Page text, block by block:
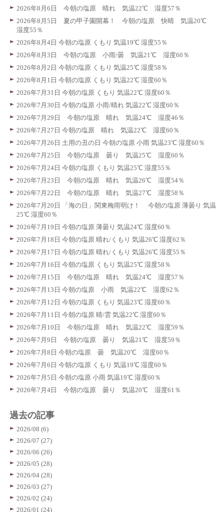
2026年8月6日 今朝の塩原 晴れ 気温22℃ 湿度57％
2026年8月5日 夏の甲子園開幕！ 今朝の塩原 快晴 気温20℃
湿度55％
2026年8月4日 今朝の塩原 くもり 気温19℃ 湿度55％
2026年8月3日 今朝の塩原 小雨/曇 気温21℃ 湿度60％
2026年8月2日 今朝の塩原 くもり 気温25℃ 湿度58％
2026年8月1日 今朝の塩原 くもり 気温22℃ 湿度60％
2026年7月31日 今朝の塩原 くもり 気温22℃ 湿度60％
2026年7月30日 今朝の塩原 小雨/晴れ 気温22℃ 湿度60％
2026年7月29日 今朝の塩原 晴れ 気温24℃ 湿度46％
2026年7月27日 今朝の塩原 晴れ 気温22℃ 湿度60％
2026年7月26日 土用の丑の日 今朝の塩原 小雨 気温23℃ 湿度60％
2026年7月25日 今朝の塩原 曇り 気温25℃ 湿度60％
2026年7月24日 今朝の塩原 くもり 気温25℃ 湿度55％
2026年7月23日 今朝の塩原 晴れ 気温26℃ 湿度54％
2026年7月22日 今朝の塩原 晴れ 気温27℃ 湿度58％
2026年7月20日 「海の日」関東梅雨明け！ 今朝の塩原 薄曇り 気温
25℃ 湿度60％
2026年7月19日 今朝の塩原 薄曇り 気温24℃ 湿度60％
2026年7月18日 今朝の塩原 晴れ/くもり 気温26℃ 湿度62％
2026年7月17日 今朝の塩原 晴れ/くもり 気温26℃ 湿度55％
2026年7月16日 今朝の塩原 くもり 気温25℃ 湿度58％
2026年7月15日 今朝の塩原 晴れ 気温24℃ 湿度57％
2026年7月13日 今朝の塩原 小雨 気温22℃ 湿度62％
2026年7月12日 今朝の塩原 くもり 気温23℃ 湿度60％
2026年7月11日 今朝の塩原 晴/雲 気温22℃ 湿度60％
2026年7月10日 今朝の塩原 晴れ 気温22℃ 湿度59％
2026年7月9日 今朝の塩原 曇り 気温21℃ 湿度59％
2026年7月8日 今朝の塩原 曇 気温20℃ 湿度60％
2026年7月6日 今朝の塩原 くもり 気温19℃ 湿度60％
2026年7月5日 今朝の塩原 小雨 気温19℃ 湿度60％
2026年7月4日 今朝の塩原 曇り 気温20℃ 湿度61％
過去の記事
2026/08 (6)
2026/07 (27)
2026/06 (26)
2026/05 (28)
2026/04 (28)
2026/03 (27)
2026/02 (24)
2026/01 (24)